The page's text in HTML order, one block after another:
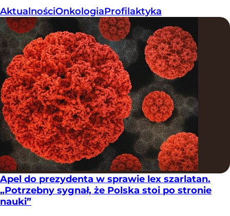
AktualnościOnkologiaProfilaktyka
Apel do prezydenta w sprawie lex szarlatan.
„Potrzebny sygnał, że Polska stoi po stronie
nauki”